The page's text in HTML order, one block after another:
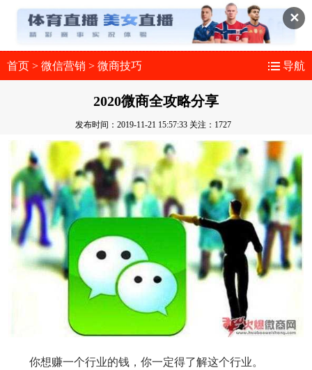
✕
首页 > 微信营销 > 微商技巧 导航
2020微商全攻略分享
发布时间：2019-11-21 15:57:33 关注：1727
你想赚一个行业的钱，你一定得了解这个行业。